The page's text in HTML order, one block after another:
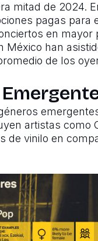
mitad de 2024.
pagas para
en mayor
han
de los
artistas como
de vinilo en